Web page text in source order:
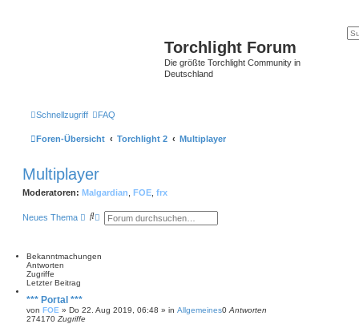
Torchlight Forum
Die größte Torchlight Community in
Deutschland
Schnellzugriff FAQ
Foren-Übersicht Torchlight 2 Multiplayer
Multiplayer
Moderatoren: Malgardian FOE frx
Neues Thema
S
e
E
i
S
Bekanntmachungen
Antworten
Zugriffe
Letzter Beitrag
*** Portal ***
von FOE » Do 22. Aug 2019, 06:48 » in Allgemeines0 Antworten
274170 Zugriffe